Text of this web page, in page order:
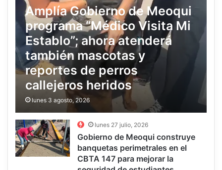
Amplía Gobierno de Meoqui
programa “Médico Visita Mi
Establo”; ahora atenderá
también mascotas y
reportes de perros
callejeros heridos
lunes 3 agosto, 2026
lunes 27 julio, 2026
Gobierno de Meoqui construye
banquetas perimetrales en el
CBTA 147 para mejorar la